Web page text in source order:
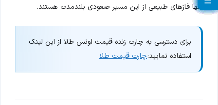
تنها فازهای طبیعی از این مسیر صعودی بلندمدت هستند.
برای دسترسی به چارت زنده قیمت اونس طلا از این لینک
استفاده نمایید:چارت قیمت طلا